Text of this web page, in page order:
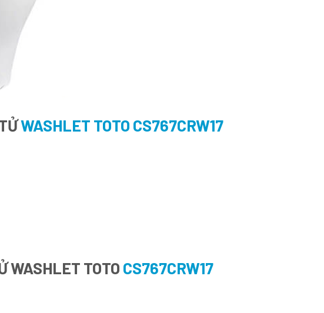
WASHLET TOTO CS767CRW17
WASHLET TOTO CS767CRW17